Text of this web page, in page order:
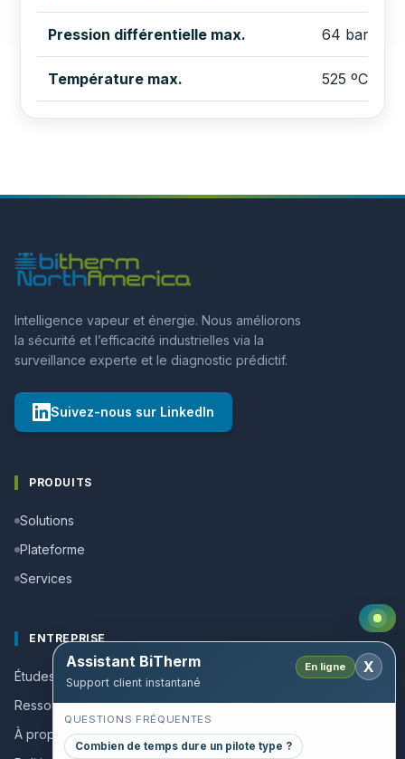
Pression différentielle max. 64 bar
Température max. 525 ºC
Intelligence vapeur et énergie. Nous améliorons
la sécurité et l’efficacité industrielles via la
surveillance experte et le diagnostic prédictif.
Suivez-nous sur LinkedIn
PRODUITS
Solutions
Plateforme
Services
ENTREPRISE
Études de cas
Ressources et guides
À propos
Assistant BiTherm
Support client instantané
En ligne X
QUESTIONS FRÉQUENTES
Combien de temps dure un pilote type ?